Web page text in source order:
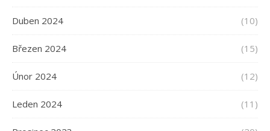
Duben 2024 (10)
Březen 2024 (15)
Únor 2024 (12)
Leden 2024 (11)